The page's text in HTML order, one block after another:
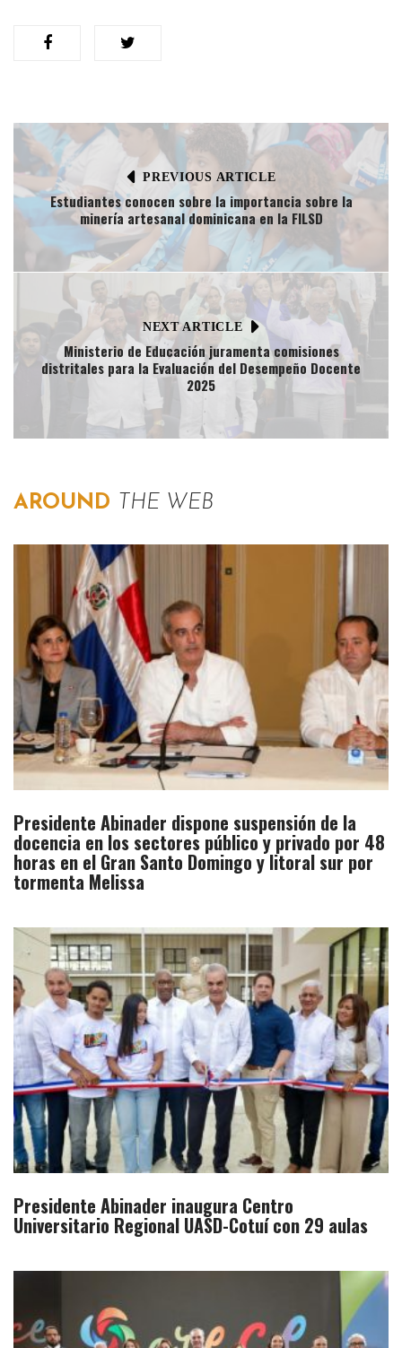
PREVIOUS ARTICLE
Estudiantes conocen sobre la importancia sobre la
minería artesanal dominicana en la FILSD
NEXT ARTICLE
Ministerio de Educación juramenta comisiones
distritales para la Evaluación del Desempeño Docente
2025
AROUND THE WEB
Presidente Abinader dispone suspensión de la
docencia en los sectores público y privado por 48
horas en el Gran Santo Domingo y litoral sur por
tormenta Melissa
Presidente Abinader inaugura Centro
Universitario Regional UASD-Cotuí con 29 aulas